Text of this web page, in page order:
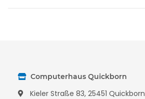
Computerhaus Quickborn
Kieler Straße 83, 25451 Quickborn